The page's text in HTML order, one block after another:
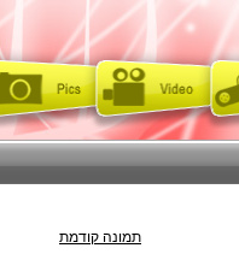
תמונה קודמת